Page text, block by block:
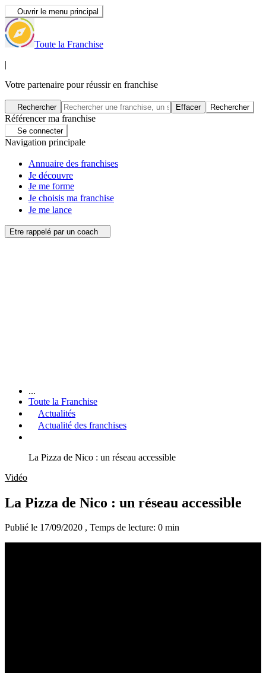
Ouvrir le menu principal
Toute la Franchise
|
Votre partenaire pour réussir en franchise
Rechercher Effacer Rechercher
Référencer ma franchise
Se connecter
Navigation principale
Annuaire des franchises
Je découvre
Je me forme
Je choisis ma franchise
Je me lance
Etre rappelé par un coach
...
Toute la Franchise
Actualités
Actualité des franchises
La Pizza de Nico : un réseau accessible
Vidéo
La Pizza de Nico : un réseau accessible
Publié le 17/09/2020 , Temps de lecture: 0 min